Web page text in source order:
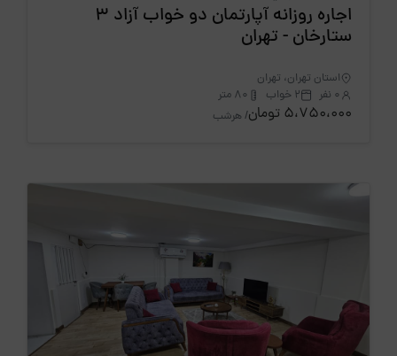
اجاره روزانه آپارتمان دو خواب آزاد 3
ستارخان - تهران
استان تهران، تهران
0 نفر
2 خواب 80 متر
5،750،000 تومان / هرشب